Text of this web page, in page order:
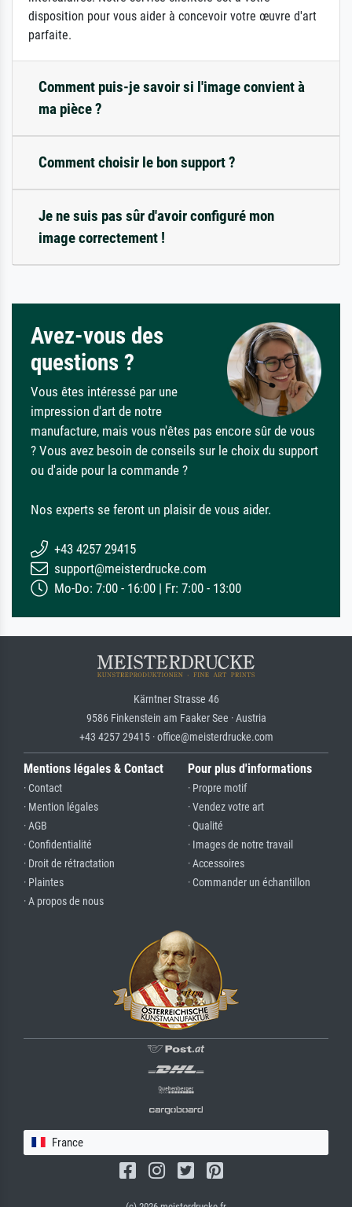
disposition pour vous aider à concevoir votre œuvre d'art
parfaite.
Comment puis-je savoir si l'image convient à
ma pièce ?
Comment choisir le bon support ?
Je ne suis pas sûr d'avoir configuré mon
image correctement !
Avez-vous des
questions ?
Vous êtes intéressé par une
impression d'art de notre
manufacture, mais vous n'êtes pas encore sûr de vous
? Vous avez besoin de conseils sur le choix du support
ou d'aide pour la commande ?
Nos experts se feront un plaisir de vous aider.
+43 4257 29415
support@meisterdrucke.com
Mo-Do: 7:00 - 16:00 | Fr: 7:00 - 13:00
Kärntner Strasse 46
9586 Finkenstein am Faaker See · Austria
+43 4257 29415 · office@meisterdrucke.com
Mentions légales & Contact
· Contact
· Mention légales
· AGB
· Confidentialité
· Droit de rétractation
· Plaintes
· A propos de nous
Pour plus d'informations
· Propre motif
· Vendez votre art
· Qualité
· Images de notre travail
· Accessoires
· Commander un échantillon
France